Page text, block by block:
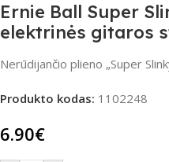
Ernie Ball Super
elektrinės gitaros
Nerūdijančio plieno „Super
Produkto kodas: 1102248
6.90€